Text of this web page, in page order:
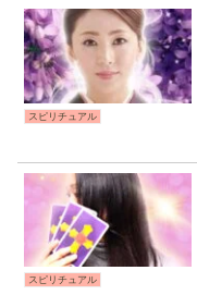
スピリチュアル
スピリチュアル